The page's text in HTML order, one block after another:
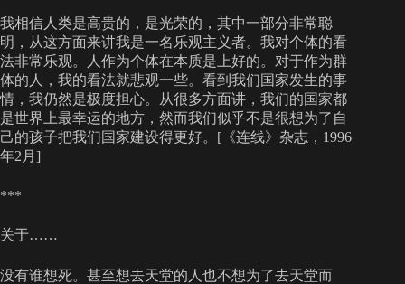
我相信人类是高贵的，是光荣的，其中一部分非常聪
明，从这方面来讲我是一名乐观主义者。我对个体的看
法非常乐观。人作为个体在本质是上好的。对于作为群
体的人，我的看法就悲观一些。看到我们国家发生的事
情，我仍然是极度担心。从很多方面讲，我们的国家都
是世界上最幸运的地方，然而我们似乎不是很想为了自
己的孩子把我们国家建设得更好。[《连线》杂志，1996
年2月]
***
关于……
没有谁想死。甚至想去天堂的人也不想为了去天堂而